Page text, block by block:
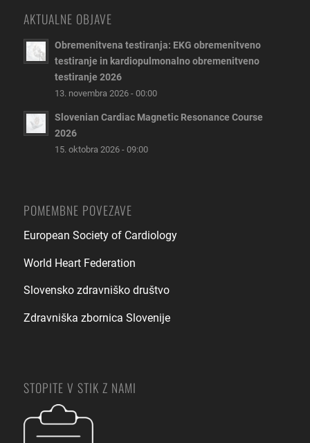
AKTUALNE OBJAVE
Obremenitvena testiranja: EKG obremenitveno
testiranje in kardiopulmonalno obremenitveno
testiranje 2026
13. novembra 2026 - 00:00
Slovenian Cardiac Magnetic Resonance Course
2026
15. oktobra 2026 - 09:00
POMEMBNE POVEZAVE
European Society of Cardiology
World Heart Federation
Slovensko zdravniško društvo
Zdravniška zbornica Slovenije
STOPITE V STIK Z NAMI